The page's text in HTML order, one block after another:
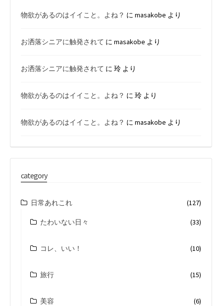
物欲があるのはイイこと。よね？ に masakobe より
お洒落シニアに触発されて に masakobe より
お洒落シニアに触発されて に 玲 より
物欲があるのはイイこと。よね？ に 玲 より
物欲があるのはイイこと。よね？ に masakobe より
category
日常あれこれ (127)
たわいない日々 (33)
コレ、いい！ (10)
旅行 (15)
美容 (6)